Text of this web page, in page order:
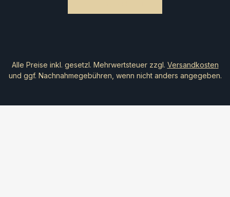
Alle Preise inkl. gesetzl. Mehrwertsteuer zzgl. Versandkosten
und ggf. Nachnahmegebühren, wenn nicht anders angegeben.